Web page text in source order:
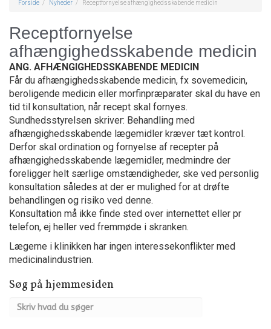
Forside Nyheder Receptfornyelse afhængighedsskabende medicin
Receptfornyelse
afhængighedsskabende medicin
ANG. AFHÆNGIGHEDSSKABENDE MEDICIN
Får du afhængighedsskabende medicin, fx sovemedicin,
beroligende medicin eller morfinpræparater skal du have en
tid til konsultation, når recept skal fornyes.
Sundhedsstyrelsen skriver: Behandling med
afhængighedsskabende lægemidler kræver tæt kontrol.
Derfor skal ordination og fornyelse af recepter på
afhængighedsskabende lægemidler, medmindre der
foreligger helt særlige omstændigheder, ske ved personlig
konsultation således at der er mulighed for at drøfte
behandlingen og risiko ved denne.
Konsultation må ikke finde sted over internettet eller pr
telefon, ej heller ved fremmøde i skranken.
Lægerne i klinikken har ingen interessekonflikter med
medicinalindustrien.
Søg på hjemmesiden